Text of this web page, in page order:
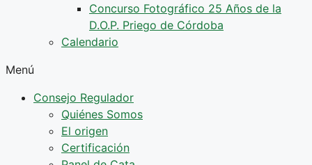
Concurso Fotográfico 25 Años de la
D.O.P. Priego de Córdoba
Calendario
Menú
Consejo Regulador
Quiénes Somos
El origen
Certificación